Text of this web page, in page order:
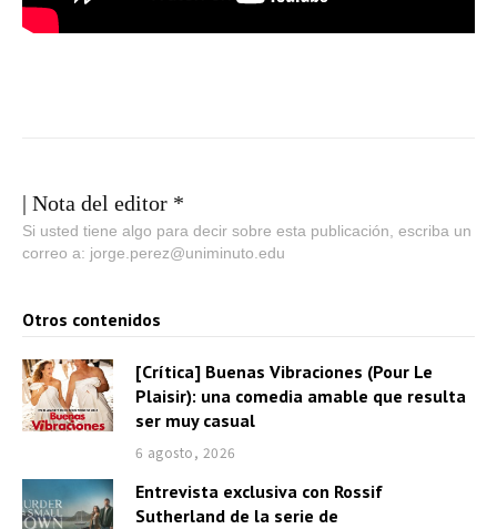
| Nota del editor *
Si usted tiene algo para decir sobre esta publicación, escriba un
correo a: jorge.perez@uniminuto.edu
Otros contenidos
[Crítica] Buenas Vibraciones (Pour Le
Plaisir): una comedia amable que resulta
ser muy casual
6 agosto, 2026
Entrevista exclusiva con Rossif
Sutherland de la serie de